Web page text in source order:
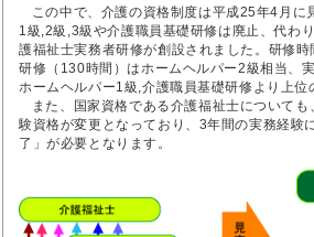
この中で、介護の資格制度は平成25年4月に
1級,2級,3級や介護職員基礎研修は廃止、代わ
護福祉士実務者研修が創設されました。研修
研修（130時間）はホームヘルパー2級相当、
ホームヘルパー1級,介護職員基礎研修より上位
また、国家資格である介護福祉士について
験資格が変更となっており、3年間の実務経験
了」が必要となります。